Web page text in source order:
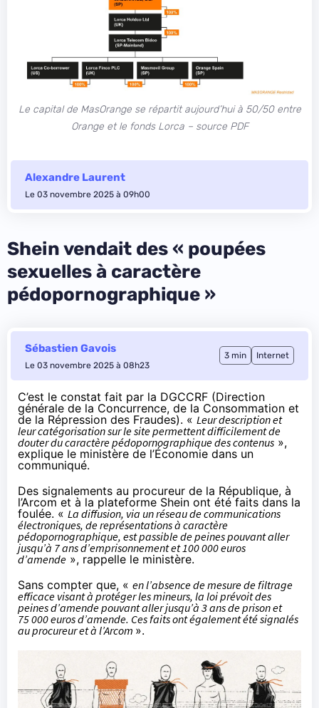
Le capital de MasOrange se répartit aujourd’hui à 50/50 entre
Orange et le fonds Lorca– source PDF
Alexandre Laurent
Le 03 novembre 2025 à 09h00
Shein vendait des « poupées
sexuelles à caractère
pédopornographique »
Sébastien Gavois
Le 03 novembre 2025 à 08h23
3 min Internet
C’est le constat fait par la DGCCRF (Direction
générale de la Concurrence, de la Consommation et
de la Répression des Fraudes). « Leur description et
leur catégorisation sur le site permettent difficilement de
douter du caractère pédopornographique des contenus »,
explique le ministère de l’Économie dans un
communiqué.
Des signalements au procureur de la République, à
l’Arcom et à la plateforme Shein ont été faits dans la
foulée. « La diffusion, via un réseau de communications
électroniques, de représentations à caractère
pédopornographique, est passible de peines pouvant aller
jusqu’à 7 ans d’emprisonnement et 100 000 euros
d’amende », rappelle le ministère.
Sans compter que, « en l’absence de mesure de filtrage
efficace visant à protéger les mineurs, la loi prévoit des
peines d’amende pouvant aller jusqu’à 3 ans de prison et
75 000 euros d’amende. Ces faits ont également été signalés
au procureur et à l’Arcom ».